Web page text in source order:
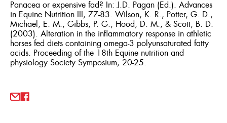
Panacea or expensive fad? In: J.D. Pagan (Ed.). Advances
in Equine Nutrition III, 77-83. Wilson, K. R., Potter, G. D.,
Michael, E. M., Gibbs, P. G., Hood, D. M., & Scott, B. D.
(2003). Alteration in the inflammatory response in athletic
horses fed diets containing omega-3 polyunsaturated fatty
acids. Proceeding of the 18th Equine nutrition and
physiology Society Symposium, 20-25.